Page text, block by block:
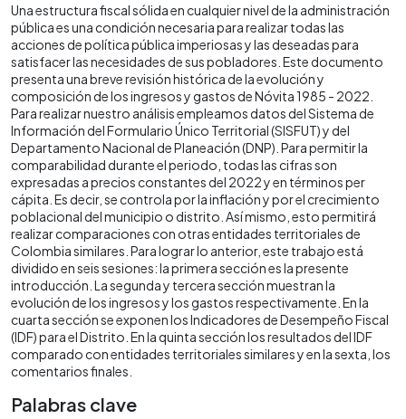
Una estructura fiscal sólida en cualquier nivel de la administración
pública es una condición necesaria para realizar todas las
acciones de política pública imperiosas y las deseadas para
satisfacer las necesidades de sus pobladores. Este documento
presenta una breve revisión histórica de la evolución y
composición de los ingresos y gastos de Nóvita 1985 - 2022.
Para realizar nuestro análisis empleamos datos del Sistema de
Información del Formulario Único Territorial (SISFUT) y del
Departamento Nacional de Planeación (DNP). Para permitir la
comparabilidad durante el periodo, todas las cifras son
expresadas a precios constantes del 2022 y en términos per
cápita. Es decir, se controla por la inflación y por el crecimiento
poblacional del municipio o distrito. Así mismo, esto permitirá
realizar comparaciones con otras entidades territoriales de
Colombia similares. Para lograr lo anterior, este trabajo está
dividido en seis sesiones: la primera sección es la presente
introducción. La segunda y tercera sección muestran la
evolución de los ingresos y los gastos respectivamente. En la
cuarta sección se exponen los Indicadores de Desempeño Fiscal
(IDF) para el Distrito. En la quinta sección los resultados del IDF
comparado con entidades territoriales similares y en la sexta, los
comentarios finales.
Palabras clave